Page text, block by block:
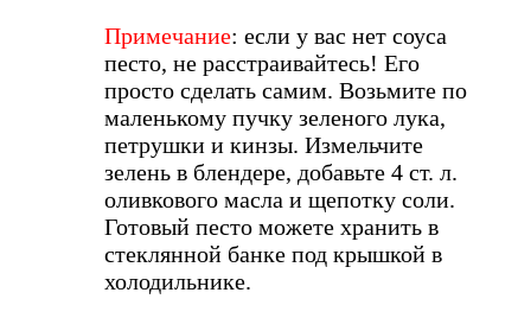
Примечание: если у вас нет соуса
песто, не расстраивайтесь! Его
просто сделать самим. Возьмите по
маленькому пучку зеленого лука,
петрушки и кинзы. Измельчите
зелень в блендере, добавьте 4 ст. л.
оливкового масла и щепотку соли.
Готовый песто можете хранить в
стеклянной банке под крышкой в
холодильнике.